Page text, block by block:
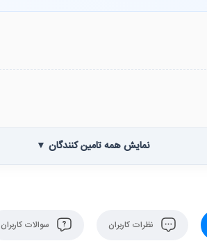
نمایش همه تامین کنندگان ▼
نظرات کاربران سوالات کاربران